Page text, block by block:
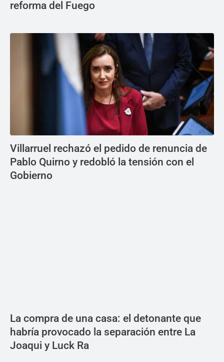
reforma del Fuego
Villarruel rechazó el pedido de renuncia de
Pablo Quirno y redobló la tensión con el
Gobierno
La compra de una casa: el detonante que
habría provocado la separación entre La
Joaqui y Luck Ra